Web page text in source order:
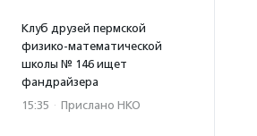
Клуб друзей пермской
физико-математической
школы № 146 ищет
фандрайзера
15:35 · Прислано НКО